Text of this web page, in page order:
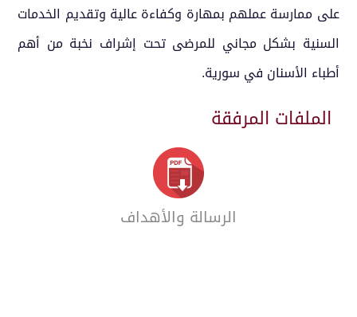
على ممارسة عملهم بمهارة وكفاءة عالية وتقديم الخدمات
السنية بشكل مجاني للمرضى تحت إشراف نخبة من أهم
أطباء الأسنان في سورية.
الملفات المرفقة
الرسالة والأهداف